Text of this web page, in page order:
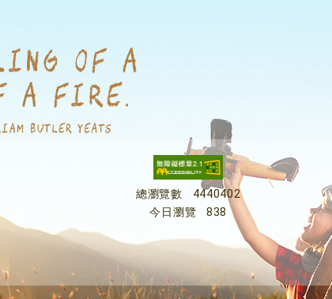
總瀏覽數
4440402
今日瀏覽
838